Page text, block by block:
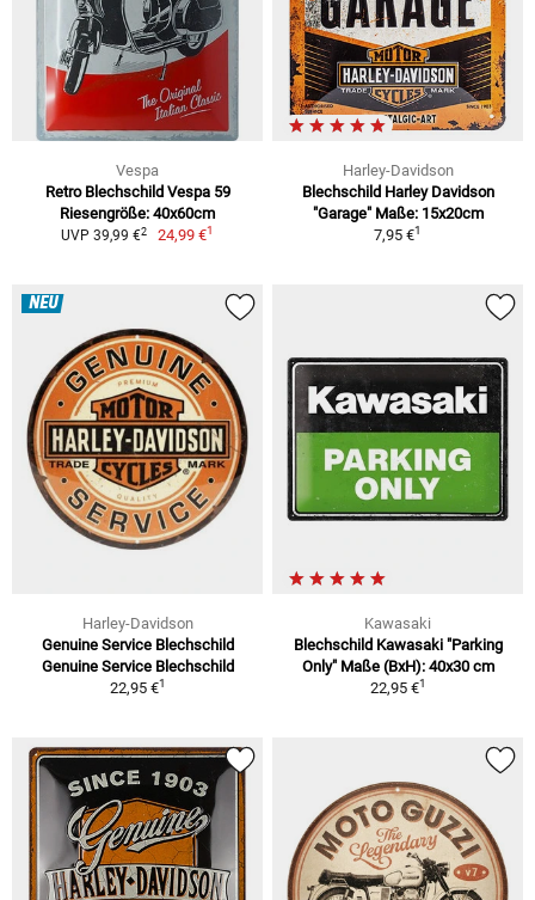
Vespa
Retro Blechschild Vespa 59
Riesengröße: 40x60cm
UVP 39,99 €2 24,99 €1
Harley-Davidson
Blechschild Harley Davidson
"Garage" Maße: 15x20cm
7,95 €1
NEU
Harley-Davidson
Genuine Service Blechschild
Genuine Service Blechschild
22,95 €1
Kawasaki
Blechschild Kawasaki "Parking
Only" Maße (BxH): 40x30 cm
22,95 €1